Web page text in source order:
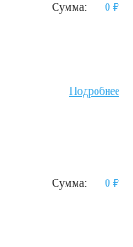
Сумма: 0 ₽
Подробнее
Сумма: 0 ₽